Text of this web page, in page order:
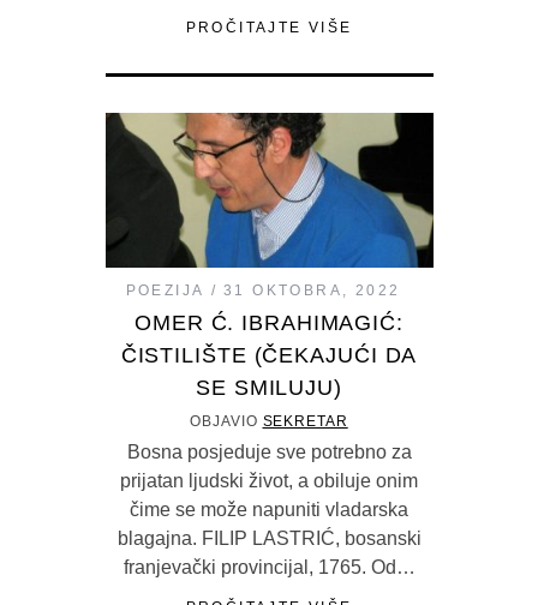
PROČITAJTE VIŠE
POEZIJA 31 OKTOBRA, 2022
OMER Ć. IBRAHIMAGIĆ:
ČISTILIŠTE (ČEKAJUĆI DA
SE SMILUJU)
OBJAVIO SEKRETAR
Bosna posjeduje sve potrebno za
prijatan ljudski život, a obiluje onim
čime se može napuniti vladarska
blagajna. FILIP LASTRIĆ, bosanski
franjevački provincijal, 1765. Od…